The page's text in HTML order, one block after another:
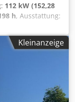
112 kW (152,28
h, Ausstattung:
07B Baujahr 2023
Kabine Codpjyi
und
Vollverrohrung
OQ70/55 1 x
10.00-20 ca. 40%
CE
Kleinanzeige